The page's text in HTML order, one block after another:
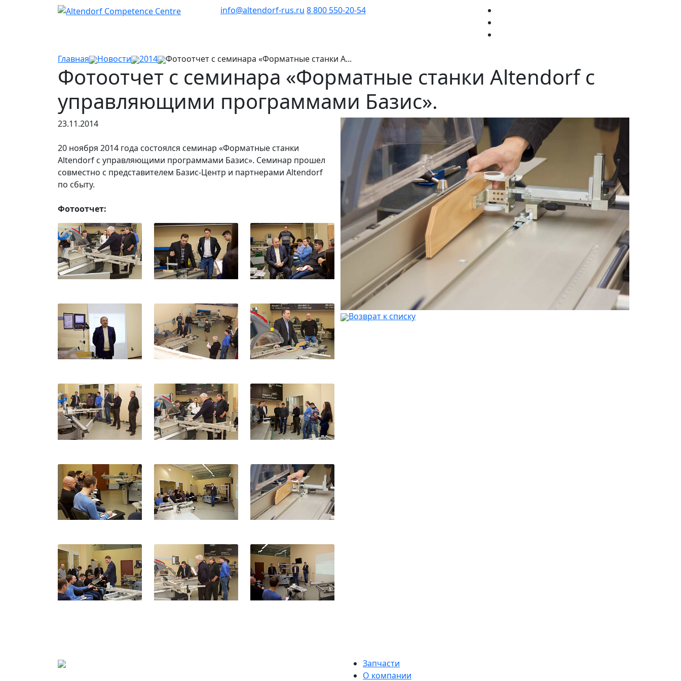
info@altendorf-rus.ru 8 800 550-20-54
Главная Новости 2014 Фотоотчет с семинара «Форматные станки A...
Фотоотчет с семинара «Форматные станки Altendorf с
управляющими программами Базис».
23.11.2014
20 ноября 2014 года состоялся семинар «Форматные станки
Altendorf с управляющими программами Базис». Семинар прошел
совместно с представителем Базис-Центр и партнерами Altendorf
по сбыту.
Фотоотчет:
Возврат к списку
Запчасти
О компании